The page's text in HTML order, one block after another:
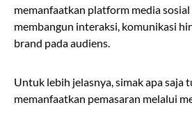
memanfaatkan platform media
membangun interaksi, komunikasi
brand pada audiens.
Untuk lebih jelasnya, simak apa saja
memanfaatkan pemasaran melalui